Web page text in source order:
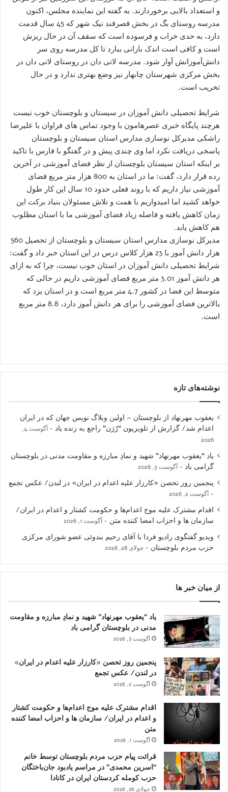
و استعداد بالایی برخوردارند. به گفته این نماینده مجلس، اکنون
مدرسه روستای بگ در بخش قصرقند نیک شهر که 45 سال قدمت
دارد، به حدی خراب و فرسوده است که سقف آن در حال ریزش
است و کافی است اندک بارانی ببارد تا کل مدرسه روی سر
دانش‌آموزانش آوار شود. مدرسه لاتی دان در روستای لاتی دان در
بخش مرکزی شهرستان چابهار نیز وضع بهتری ندارد و در حال
تخریب است.
شرایط تحصیلی دانش آموزان در سیستان و بلوچستان خوب نیست
هرچند پایگاه خبری عصرهامون با وجود تماس های فراوان با علیرضا
راشکی مدیرکل نوسازی مدارس استان سیستان و بلوچستان
پاسخی دریافت نکرد اما وی چندی پیش و در گفتگو با فارس با تاکید
بر اینکه استان سیستان بلوچستان از نظر فضای آموزشی در آخرین
رده قرار دارد، گفت: ما در استان به 800 هزار متر مربع فضای
آموزشی نیاز داریم که با روند فعلی حدود 10 سال این کار طول
خواهد کشید اما امیدواریم با همت و تلاش مسئولان بنیاد برکت این
زمان کاهش یافته و فاصله زیاد فضای آموزشی ما با استان مطلوب
هم کاهش یابد.
مدیرکل نوسازی مدارس استان سیستان و بلوچستان از تحصیل 560
هزار دانش آموز با 23 هزار کلاس درس در این استان خبر داد و گفت:
شرایط تحصیلی دانش آموزان در استان خوب نیست، چرا که به ازای
هر دانش آموز 3.01 متر مربع فضای آموزشی داریم در حالی که
متوسط این فضا در کشور 4.7 متر مربع است و در استان یزد که
بالاترین فضای آموزشی را برای هر دانش آموز دارد، 8.8 متر مربع
است.
نوشته‌های تازه
یعقوب مهرنهاد از بلوچستان – اولین وبلاگ نویس جهان که در ایران
اعدام شد/ گزارش از تلویزیون “رُژن” راجع به زنده یاد
آگوست 4,
2026
یاد “یعقوب مهرنهاد” شهید و نمادِ مبارزه و مقاومت مدنی در بلوچستان
گرامی باد
آگوست 3, 2026
پنجمین روز تحصن «کارزار علیه اعدام در ایران» در لندن/ عکس تجمع
آگوست 2, 2026
اقدام مشترک علیه موج اعدام‌ها و حکومت کشتار و اعدام در ایران/
سازمان ها و احزاب امضا کننده متن
آگوست 1, 2026
ویدیو گفتگوی رادیو فردا با آقای رحیم بندوئی عضو شورای مرکزی
حزب مردم بلوچستان
جولای 28, 2026
از میان خبر ها
یاد “یعقوب مهرنهاد” شهید و نمادِ مبارزه و مقاومت
مدنی در بلوچستان گرامی باد
آگوست 3, 2026
پنجمین روز تحصن «کارزار علیه اعدام در ایران»
در لندن/ عکس تجمع
آگوست 2, 2026
اقدام مشترک علیه موج اعدام‌ها و حکومت کشتار
و اعدام در ایران/ سازمان ها و احزاب امضا کننده
متن
آگوست 1, 2026
قرائت پیام حزب مردم بلوچستان توسط خانم
“اسرین محمدی” در مراسم یادبود جان‌باختگان
حزب کومله کردستان ایران در کانادا
جولای 26, 2026